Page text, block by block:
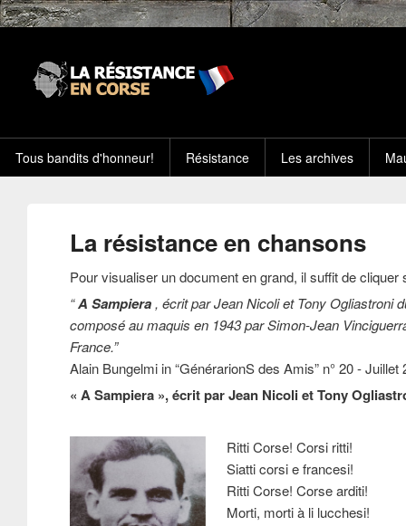
Tous bandits d'honneur! Résistance Les archives
La résistance en chansons
Pour visualiser un document en grand, il suffit de cliquer
“A Sampiera, écrit par Jean Nicoli et Tony Ogliastroni
composé au maquis en 1943 par Simon-Jean
France.”
Alain Bungelmi in “GénérarionS des Amis” n° 20 - Juillet
« A Sampiera », écrit par Jean Nicoli et Tony
Ritti Corse! Corsi ritti!
Siatti corsi e francesi!
Ritti Corse! Corse arditi!
Morti, morti à li lucchesi!